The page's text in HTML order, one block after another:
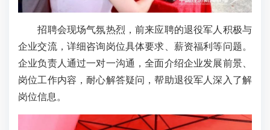
招聘会现场气氛热烈，前来应聘的退役军人积极与
企业交流，详细咨询岗位具体要求、薪资福利等问题。
企业负责人通过一对一沟通，全面介绍企业发展前景、
岗位工作内容，耐心解答疑问，帮助退役军人深入了解
岗位信息。